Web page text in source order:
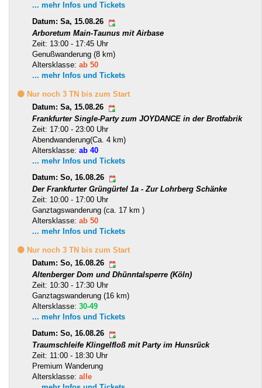
... mehr Infos und Tickets
Datum: Sa, 15.08.26
Arboretum Main-Taunus mit Airbase
Zeit: 13:00 - 17:45 Uhr
Genußwanderung (8 km)
Altersklasse: ab 50
... mehr Infos und Tickets
🟡 Nur noch 3 TN bis zum Start
Datum: Sa, 15.08.26
Frankfurter Single-Party zum JOYDANCE in der Brotfabrik
Zeit: 17:00 - 23:00 Uhr
Abendwanderung(Ca. 4 km)
Altersklasse: ab 40
... mehr Infos und Tickets
Datum: So, 16.08.26
Der Frankfurter Grüngürtel 1a - Zur Lohrberg Schänke
Zeit: 10:00 - 17:00 Uhr
Ganztagswanderung (ca. 17 km )
Altersklasse: ab 50
... mehr Infos und Tickets
🟡 Nur noch 3 TN bis zum Start
Datum: So, 16.08.26
Altenberger Dom und Dhünntalsperre (Köln)
Zeit: 10:30 - 17:30 Uhr
Ganztagswanderung (16 km)
Altersklasse: 30-49
... mehr Infos und Tickets
Datum: So, 16.08.26
Traumschleife Klingelfloß mit Party im Hunsrück
Zeit: 11:00 - 18:30 Uhr
Premium Wanderung
Altersklasse: alle